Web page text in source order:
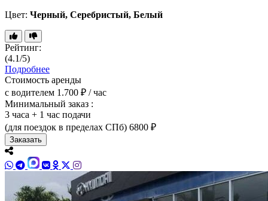
Цвет: Черный, Серебристый, Белый
Рейтинг:
(4.1/5)
Подробнее
Стоимость аренды
с водителем 1.700 ₽ / час
Минимальный заказ :
3 часа + 1 час подачи
(для поездок в пределах СПб) 6800 ₽
Заказать